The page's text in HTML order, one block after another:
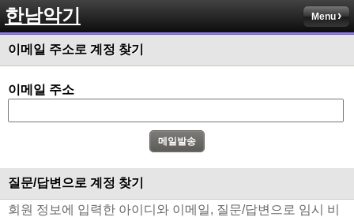
한남악기 Menu
이메일 주소로 계정 찾기
이메일 주소
질문/답변으로 계정 찾기
회원 정보에 입력한 아이디와 이메일, 질문/답변으로 임시 비